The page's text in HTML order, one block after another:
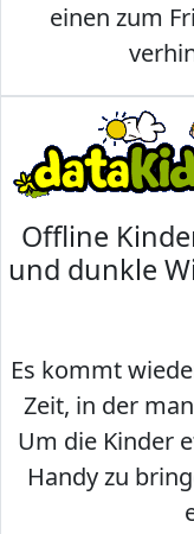
einen zum
Offline
und dunkle
Es kommt
Zeit, in der
Um die Kinder
Handy zu